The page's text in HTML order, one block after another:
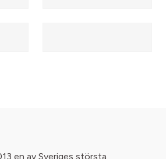
en av Sveriges största